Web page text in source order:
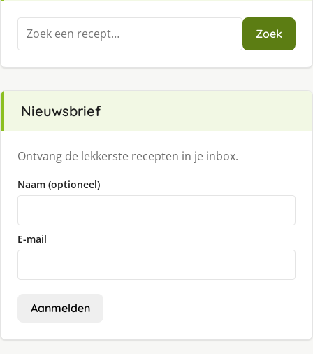
Zoeken
naar:
Zoek
Nieuwsbrief
Ontvang de lekkerste recepten in je inbox.
Naam (optioneel)
E-mail
Aanmelden